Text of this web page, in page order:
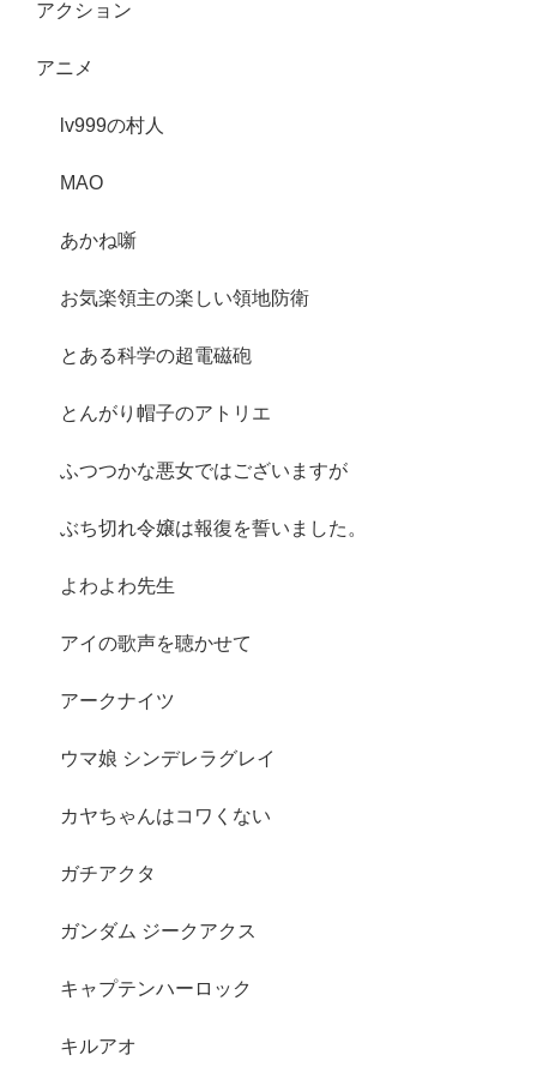
アクション
アニメ
lv999の村人
MAO
あかね噺
お気楽領主の楽しい領地防衛
とある科学の超電磁砲
とんがり帽子のアトリエ
ふつつかな悪女ではございますが
ぶち切れ令嬢は報復を誓いました。
よわよわ先生
アイの歌声を聴かせて
アークナイツ
ウマ娘 シンデレラグレイ
カヤちゃんはコワくない
ガチアクタ
ガンダム ジークアクス
キャプテンハーロック
キルアオ